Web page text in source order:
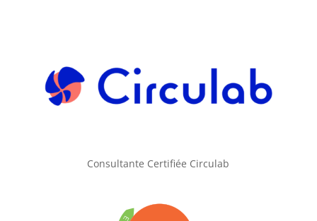
Consultante Certifiée Circulab